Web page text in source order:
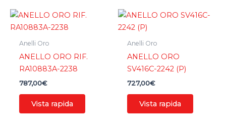
Anelli Oro
ANELLO ORO RIF.
RA10883A-2238
787,00€
Vista rapida
Anelli Oro
ANELLO ORO
SV416C-2242 (P)
727,00€
Vista rapida